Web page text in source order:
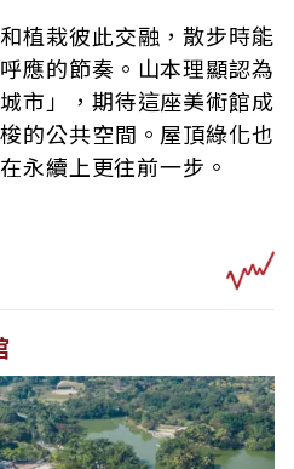
植栽彼此交融，散步時能
應的節奏。山本理顯認為
市」，期待這座美術館成
的公共空間。屋頂綠化也
永續上更往前一步。